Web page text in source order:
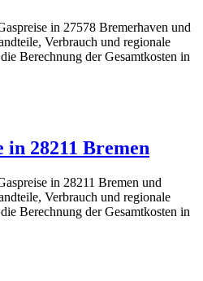
in 27578 Bremerhaven und
Verbrauch und regionale
Berechnung der Gesamtkosten in
in 28211 Bremen
in 28211 Bremen und
Verbrauch und regionale
Berechnung der Gesamtkosten in